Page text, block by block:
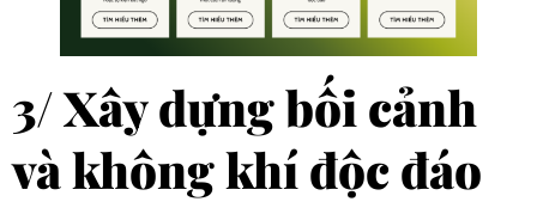
3/ Xây dựng bối cảnh
và không khí độc đáo